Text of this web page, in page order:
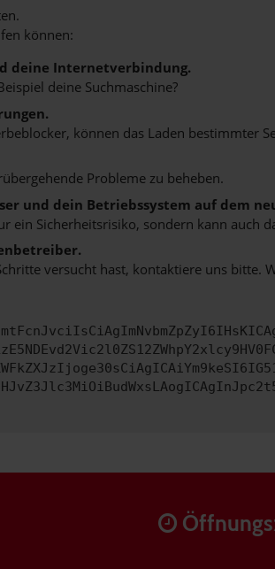
können:
deine Internetverbindung.
deine Suchmaschine?
können das Laden bestimmter
Probleme zu beheben.
und dein Betriebssystem auf dem
ein Sicherheitsrisiko, sondern kann
versucht hast, kontaktiere uns bitte.